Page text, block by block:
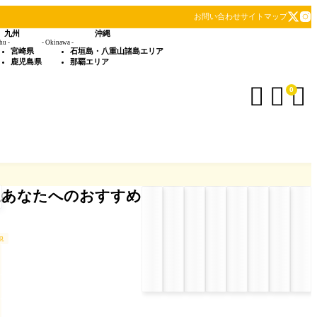
お問い合わせサイトマップ
九州
-
宮崎県
鹿児島県
沖縄
- Okinawa -
石垣島・八重山諸島エリア
那覇エリア
  0
あなたへのおすすめ